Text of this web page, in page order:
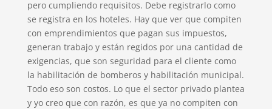
pero cumpliendo requisitos. Debe registrarlo como
se registra en los hoteles. Hay que ver que compiten
con emprendimientos que pagan sus impuestos,
generan trabajo y están regidos por una cantidad de
exigencias, que son seguridad para el cliente como
la habilitación de bomberos y habilitación municipal.
Todo eso son costos. Lo que el sector privado plantea
y yo creo que con razón, es que ya no compiten con